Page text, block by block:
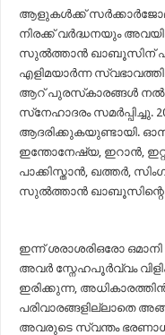
ആളുകൾക്ക് സർക്കാർജോലി
നിരക്ക് വർദ്ധനയും
സുല്‍ത്താന്‍ ഖാബൂസിന്
എളിമയാര്‍ന്ന
ആറ് പുരസ്‌കാരങ്ങള്‍
സ്‌നേഹാദരം
ആദരിക്കുകയുണ്ടായി.
ഇന്തോനേഷ്യ, ഇറാന്‍,
പാക്കിസ്താന്‍, ഖത്തര്‍,
സുല്‍ത്താന്‍ ഖാബൂസിന്റെ
ഇന്ന് ശരാശരിഒരോ
അവർ സ്നേഹപൂർവ്വം
ഇരിക്കുന്ന,
പരിവാരങ്ങളില്ലാതെ
അവരുടെ സ്വന്തം